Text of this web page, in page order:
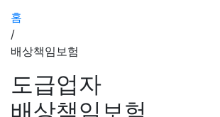
홈
/
배상책임보험
도급업자
배상책임보험